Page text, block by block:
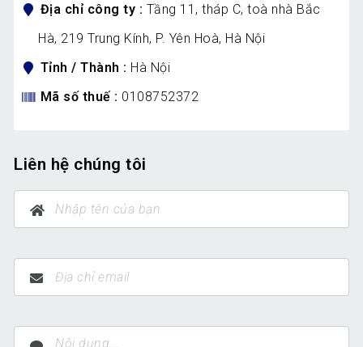
Địa chỉ công ty
Tầng 11, tháp C, toà nhà Bắc
Hà, 219 Trung Kính, P. Yên Hoà, Hà Nội
Tỉnh / Thành
Hà Nội
Mã số thuế
0108752372
Liên hệ chúng tôi